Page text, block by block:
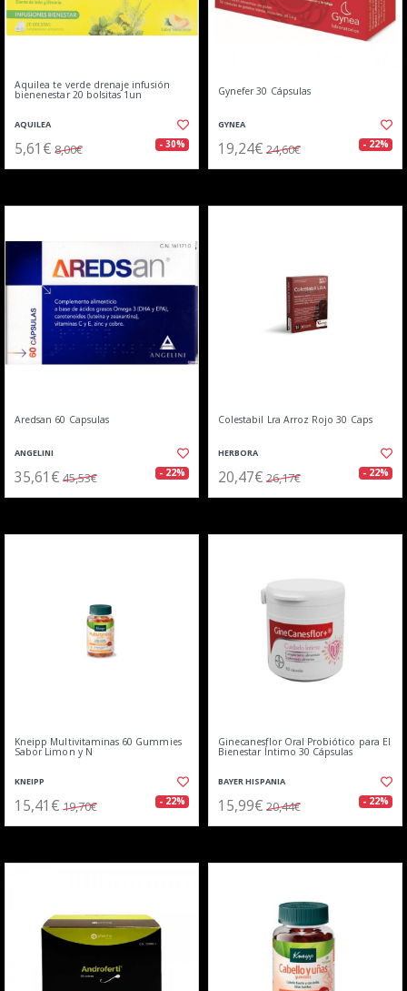
Aquilea te verde drenaje infusión
bienenestar 20 bolsitas 1un
AQUILEA
5,61€ 8,00€ - 30%
Gynefer 30 Cápsulas
GYNEA
19,24€ 24,60€ - 22%
Aredsan 60 Capsulas
ANGELINI
35,61€ 45,53€ - 22%
Colestabil Lra Arroz Rojo 30 Caps
HERBORA
20,47€ 26,17€ - 22%
Kneipp Multivitaminas 60 Gummies
Sabor Limon y N
KNEIPP
15,41€ 19,70€ - 22%
Ginecanesflor Oral Probiótico para El
Bienestar Íntimo 30 Cápsulas
BAYER HISPANIA
15,99€ 20,44€ - 22%